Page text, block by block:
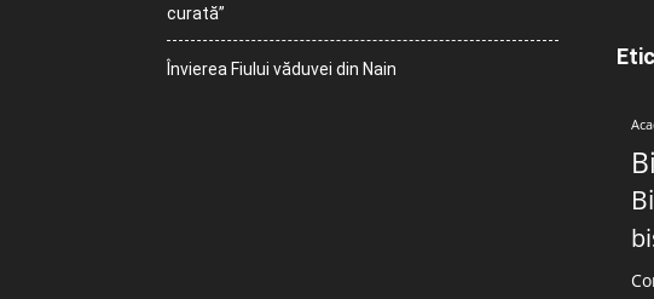
curată”
Învierea Fiului văduvei din Nain